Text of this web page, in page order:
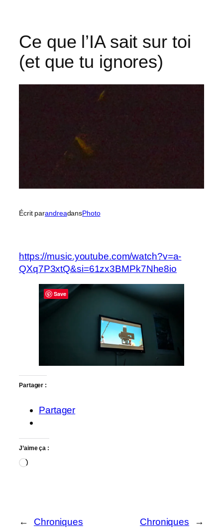
Ce que l’IA sait sur toi
(et que tu ignores)
Écrit parandreadansPhoto
https://music.youtube.com/watch?v=a-
QXq7P3xtQ&si=61zx3BMPk7Nhe8io
Partager :
Partager
J’aime ça :
Chargement…
← Chroniques Chroniques →
Save